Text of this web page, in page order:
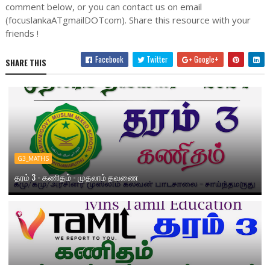
comment below, or you can contact us on email
(focuslankaATgmailDOTcom). Share this resource with your
friends !
SHARE THIS Facebook Twitter Google+
G3_MATHS
தரம் 3 - கணிதம் - முதலாம் தவணை